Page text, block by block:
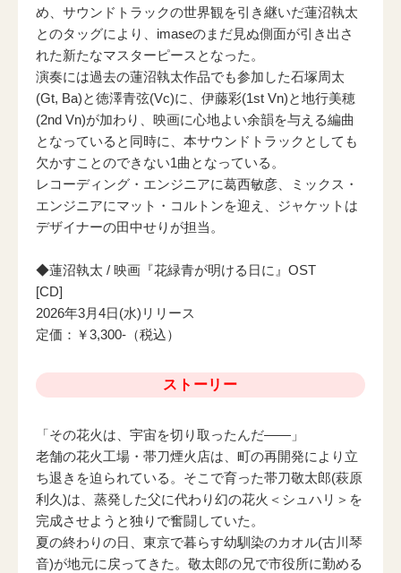
め、サウンドトラックの世界観を引き継いだ蓮沼執太
とのタッグにより、imaseのまだ見ぬ側面が引き出さ
れた新たなマスターピースとなった。
演奏には過去の蓮沼執太作品でも参加した石塚周太
(Gt, Ba)と徳澤青弦(Vc)に、伊藤彩(1st Vn)と地行美穂
(2nd Vn)が加わり、映画に心地よい余韻を与える編曲
となっていると同時に、本サウンドトラックとしても
欠かすことのできない1曲となっている。
レコーディング・エンジニアに葛西敏彦、ミックス・
エンジニアにマット・コルトンを迎え、ジャケットは
デザイナーの田中せりが担当。
◆蓮沼執太 / 映画『花緑青が明ける日に』OST
[CD]
2026年3月4日(水)リリース
定価：￥3,300-（税込）
ストーリー
「その花火は、宇宙を切り取ったんだ――」
老舗の花火工場・帯刀煙火店は、町の再開発により立
ち退きを迫られている。そこで育った帯刀敬太郎(萩原
利久)は、蒸発した父に代わり幻の花火＜シュハリ＞を
完成させようと独りで奮闘していた。
夏の終わりの日、東京で暮らす幼馴染のカオル(古川琴
音)が地元に戻ってきた。敬太郎の兄で市役所に勤める